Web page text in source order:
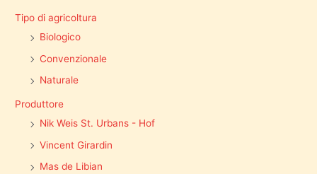
Tipo di agricoltura
Biologico
Convenzionale
Naturale
Produttore
Nik Weis St. Urbans - Hof
Vincent Girardin
Mas de Libian